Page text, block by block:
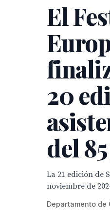
El
20
del
La 21 edición de
noviembre de
Departamento de